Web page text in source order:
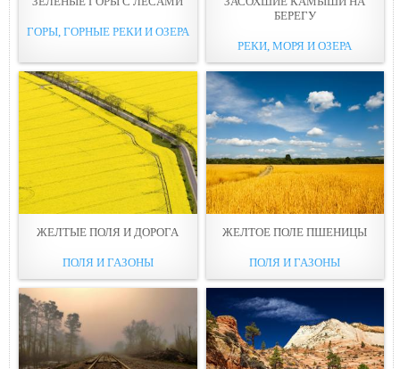
ГОРЫ, ГОРНЫЕ РЕКИ И ОЗЕРА
БЕРЕГУ
РЕКИ, МОРЯ И ОЗЕРА
ЖЕЛТЫЕ ПОЛЯ И ДОPОГА
ПОЛЯ И ГАЗОНЫ
ЖЕЛТОЕ ПОЛЕ ПШEНИЦЫ
ПОЛЯ И ГАЗОНЫ